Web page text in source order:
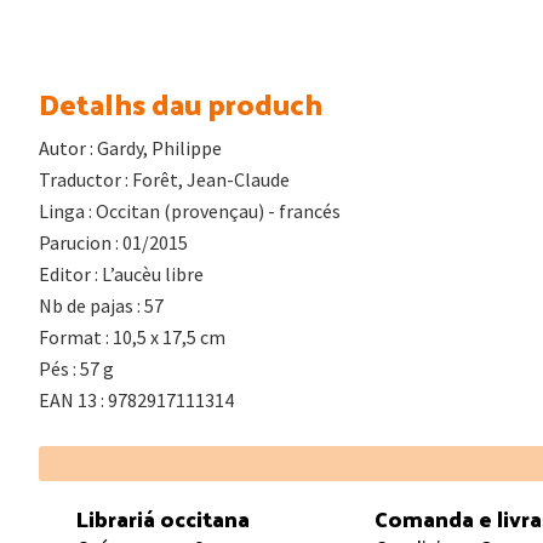
Detalhs dau produch
Autor : Gardy, Philippe
Traductor : Forêt, Jean-Claude
Linga : Occitan (provençau) - francés
Parucion : 01/2015
Editor : L’aucèu libre
Nb de pajas : 57
Format : 10,5 x 17,5 cm
Pés : 57 g
EAN 13 : 9782917111314
Footer
Librariá occitana Comanda e